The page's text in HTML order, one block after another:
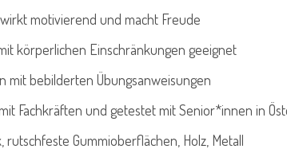
motivierend und macht Freude
körperlichen Einschränkungen geeignet
mit bebilderten Übungsanweisungen
Fachkräften und getestet mit Senior*innen in
rutschfeste Gummioberflächen, Holz, Metall